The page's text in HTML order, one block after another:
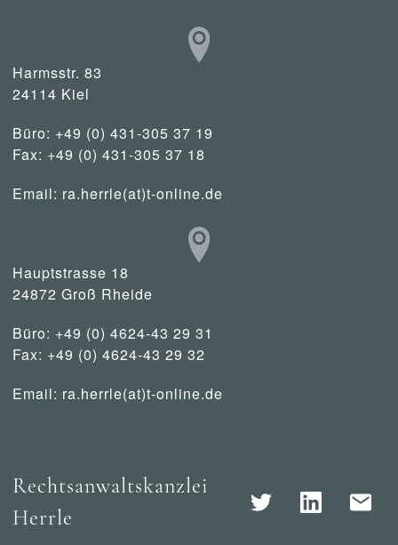
Harmsstr. 83
24114 Kiel
Büro: +49 (0) 431-305 37 19
Fax: +49 (0) 431-305 37 18
Email: ra.herrle(at)t-online.de
Hauptstrasse 18
24872 Groß Rheide
Büro: +49 (0) 4624-43 29 31
Fax: +49 (0) 4624-43 29 32
Email: ra.herrle(at)t-online.de
Rechtsanwaltskanzlei
Herrle